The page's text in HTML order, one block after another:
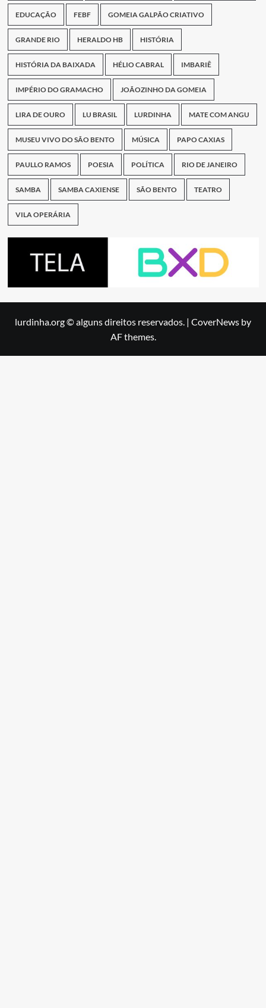
EDUCAÇÃO FEBF GOMEIA GALPÃO CRIATIVO
GRANDE RIO HERALDO HB HISTÓRIA
HISTÓRIA DA BAIXADA HÉLIO CABRAL IMBARIÊ
IMPÉRIO DO GRAMACHO JOÃOZINHO DA GOMEIA
LIRA DE OURO LU BRASIL LURDINHA MATE COM ANGU
MUSEU VIVO DO SÃO BENTO MÚSICA PAPO CAXIAS
PAULLO RAMOS POESIA POLÍTICA RIO DE JANEIRO
SAMBA SAMBA CAXIENSE SÃO BENTO TEATRO
VILA OPERÁRIA
lurdinha.org © alguns direitos reservados. | CoverNews by
AF themes.